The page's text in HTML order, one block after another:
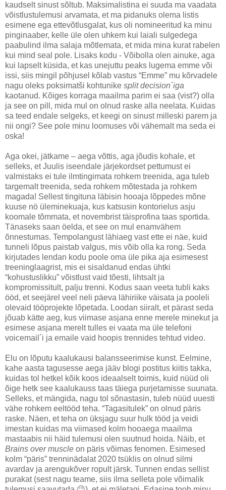
kaudselt sinust sõltub. Maksimalistina ei suuda ma vaadata
võistlustulemusi arvamata, et ma pidanuks olema listis
esimene ega ettevõtlusgalat, kus oli nomineeritud ka minu
pinginaaber, kelle üle olen uhkem kui laiali sulgedega
paabulind ilma salaja mõtlemata, et mida mina kurat rabelen
kui mind seal pole. Lisaks kodu - Võibolla olen ainuke, aga
kui lapselt küsida, et kas unejuttu peaks lugema emme või
issi, siis mingil põhjusel kõlab vastus “Emme” mu kõrvadele
nagu oleks poksimatši kohtunike split decision´iga
kaotanud. Kõiges korraga maailma parim ei saa (vist?) olla
ja see on pill, mida mul on olnud raske alla neelata. Kuidas
sa teed endale selgeks, et keegi on sinust milleski parem ja
nii ongi? See pole minu loomuses või vähemalt ma seda ei
oska!
Aga okei, jätkame – aega võttis, aga jõudis kohale, et
selleks, et Juulis iseendale järjekordset pettumust ei
valmistaks ei tule ilmtingimata rohkem treenida, aga tuleb
targemalt treenida, seda rohkem mõtestada ja rohkem
magada! Sellest tingituna läbisin hooaja lõppedes mõne
kuuse nö üleminekuaja, kus katsusin kontorielus asju
koomale tõmmata, et novembrist täisprofina taas sportida.
Tänaseks saan öelda, et see on mul enamvähem
õnnestumas. Tempolangust lähiaeg vast ette ei näe, kuid
tunneli lõpus paistab valgus, mis võib olla ka rong. Seda
kirjutades lendan kodu poole oma üle pika aja esimesest
treeninglaagrist, mis ei sisaldanud endas ühtki
“kohustuslikku” võistlust vaid tõesti, lihtsalt ja
kompromissitult, palju trenni. Kodus saan veeta tubli kaks
ööd, et seejärel veel neli päeva lähiriike väisata ja pooleli
olevaid tööprojekte lõpetada. Loodan siiralt, et pärast seda
jõuab kätte aeg, kus viimase asjana enne merele minekut ja
esimese asjana merelt tulles ei vaata ma üle telefoni
voicemail´i ja emaile vaid hoopis trennides tehtud video.
Elu on lõputu kaalukausi balansseerimise kunst. Eelmine,
kahe aasta tagusesse aega jääv blogi postitus kiitis takka,
kuidas tol hetkel kõik koos ideaalselt toimis, kuid nüüd oli
õige hetk see kaalukauss taas täiega purjetamisse suunata.
Selleks, et mängida, nagu tol sõnastasin, tuleb nüüd uuesti
vähe rohkem eeltööd teha. “Tagasitulek” on olnud päris
raske. Näen, et teha on üksjagu suur hulk tööd ja veidi
imestan kuidas ma viimased kolm hooaega maailma
mastaabis nii häid tulemusi olen suutnud hoida. Näib, et
Brains over muscle on päris võimas fenomen. Esimesed
kolm “päris” trenninädalat 2020 tsüklis on olnud silmi
avardav ja arengukõver ropult järsk. Tunnen endas sellist
purakat (sest nagu teame, siis ilma selleta pole võimalik